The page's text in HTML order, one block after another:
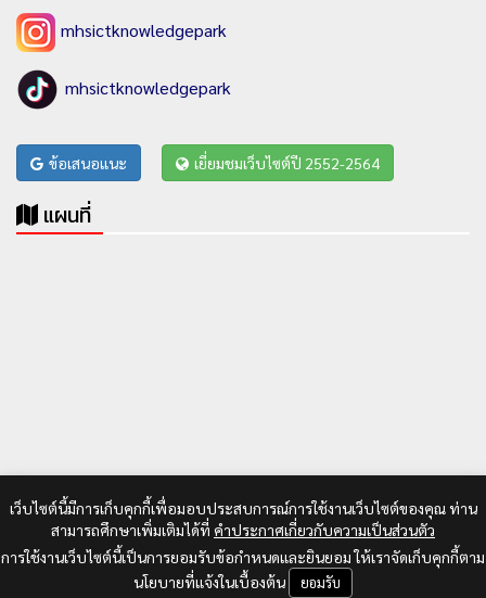
mhsictknowledgepark
mhsictknowledgepark
ข้อเสนอแนะ เยี่ยมชมเว็บไซต์ปี 2552-2564
แผนที่
เว็บไซต์นี้มีการเก็บคุกกี้เพื่อมอบประสบการณ์การใช้งานเว็บไซต์ของคุณ ท่าน
สามารถศึกษาเพิ่มเติมได้ที่ คำประกาศเกี่ยวกับความเป็นส่วนตัว
การใช้งานเว็บไซต์นี้เป็นการยอมรับข้อกำหนดและยินยอม ให้เราจัดเก็บคุกกี้ตาม
นโยบายที่แจ้งในเบื้องต้น
ยอมรับ